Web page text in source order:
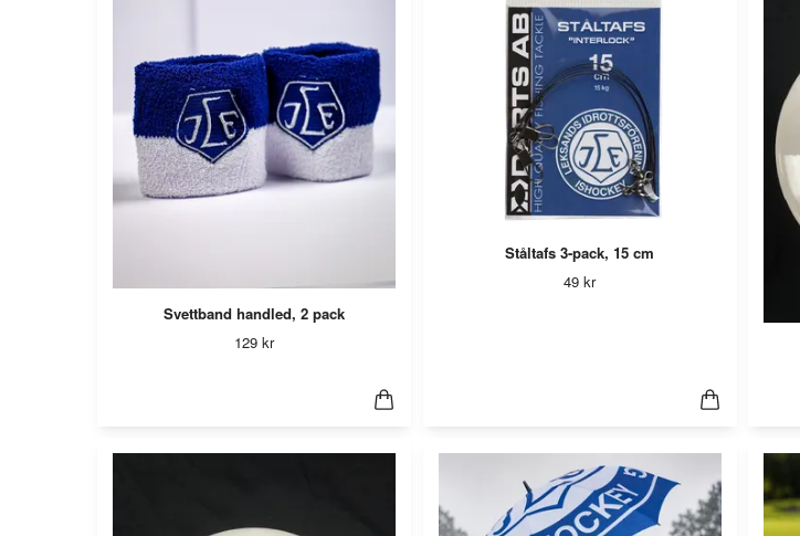
Svettband handled, 2 pack
129 kr
Ståltafs 3-pack, 15 cm
49 kr